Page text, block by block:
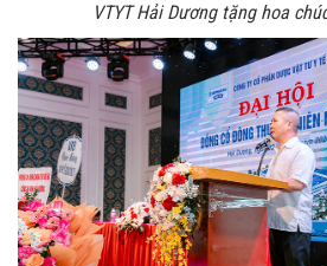
VTYT Hải Dương tặng hoa